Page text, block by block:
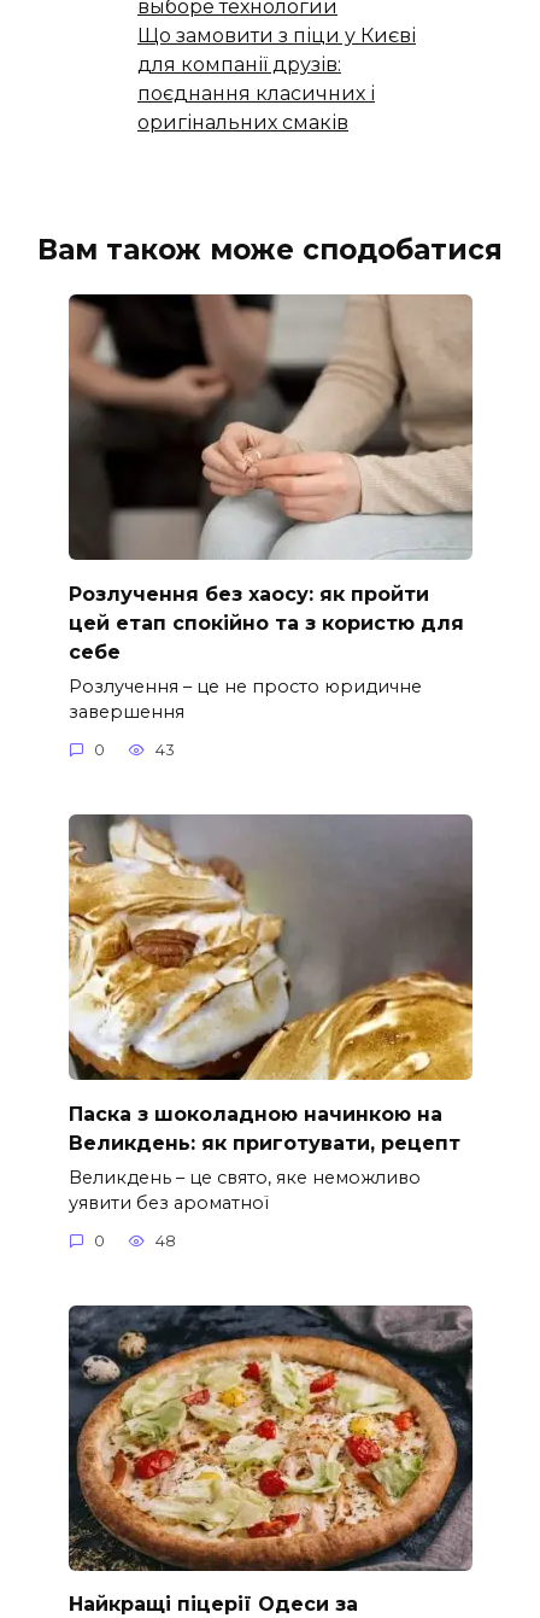
выборе технологии
Що замовити з піци у Києві
для компанії друзів:
поєднання класичних і
оригінальних смаків
Вам також може сподобатися
Розлучення без хаосу: як пройти
цей етап спокійно та з користю для
себе
Розлучення – це не просто юридичне
завершення
0 43
Паска з шоколадною начинкою на
Великдень: як приготувати, рецепт
Великдень – це свято, яке неможливо
уявити без ароматної
0 48
Найкращі піцерії Одеси за